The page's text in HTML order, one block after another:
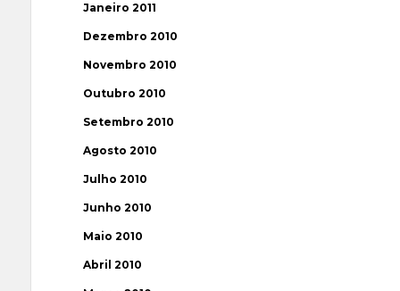
Janeiro 2011
Dezembro 2010
Novembro 2010
Outubro 2010
Setembro 2010
Agosto 2010
Julho 2010
Junho 2010
Maio 2010
Abril 2010